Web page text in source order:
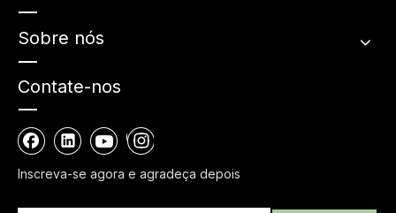
Sobre nós
Contate-nos
Inscreva-se agora e agradeça depois